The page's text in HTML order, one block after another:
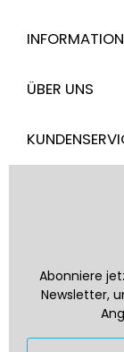
ÜBER UNS
Abonniere
Newsletter,